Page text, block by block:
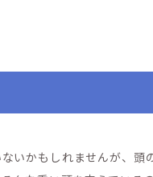
いかもしれませんが、頭